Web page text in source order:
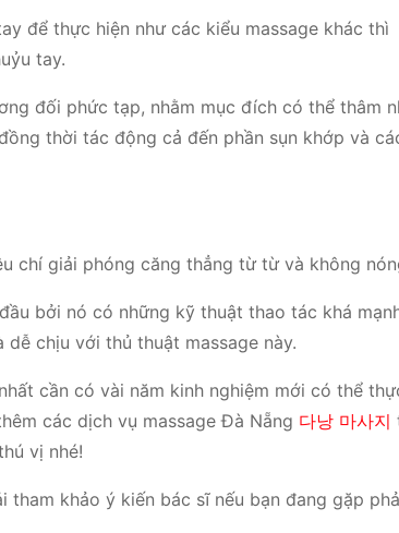
để thực hiện như các kiểu massage khác thì
tay.
đối phức tạp, nhằm mục đích có thể thâm
thời tác động cả đến phần sụn khớp và
chí giải phóng căng thẳng từ từ và không
bởi nó có những kỹ thuật thao tác khá
chịu với thủ thuật massage này.
cần có vài năm kinh nghiệm mới có thể
các dịch vụ massage Đà Nẵng 다낭 마사지
vị nhé!
tham khảo ý kiến bác sĩ nếu bạn đang gặp